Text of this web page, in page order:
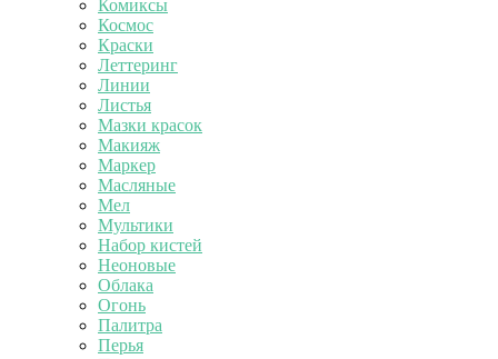
Комиксы
Космос
Краски
Леттеринг
Линии
Листья
Мазки красок
Макияж
Маркер
Масляные
Мел
Мультики
Набор кистей
Неоновые
Облака
Огонь
Палитра
Перья